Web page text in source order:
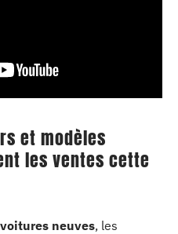
et modèles
les ventes cette
neuves, les